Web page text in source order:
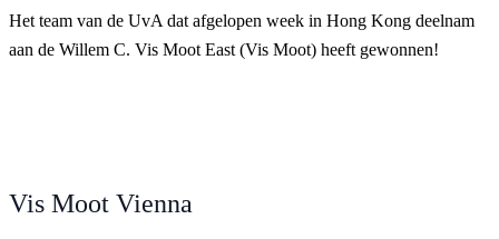
Het team van de UvA dat afgelopen week in Hong Kong deelnam
aan de Willem C. Vis Moot East (Vis Moot) heeft gewonnen!
Vis Moot Vienna